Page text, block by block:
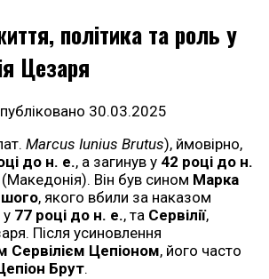
політика та роль у
Цезаря
30.03.2025
Marcus Iunius Brutus), ймовірно,
до н. е., а загинув у 42 році до н.
(Македонія). Він був сином Марка
, якого вбили за наказом
77 році до н. е., та Сервілії,
Після усиновлення
Сервілієм Цепіоном, його часто
Брут.